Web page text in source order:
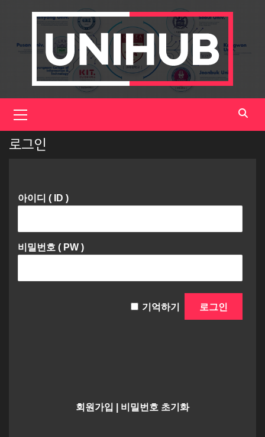
Menu
로그인
아이디 ( ID )
비밀번호 ( PW )
기억하기
회원가입 비밀번호 초기화